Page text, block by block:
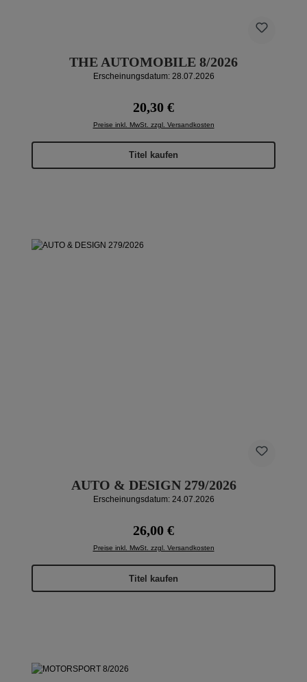
THE AUTOMOBILE 8/2026
Erscheinungsdatum: 28.07.2026
Regulärer Preis:
20,30 €
Preise inkl. MwSt. zzgl. Versandkosten
Titel kaufen
AUTO & DESIGN 279/2026
Erscheinungsdatum: 24.07.2026
Regulärer Preis:
26,00 €
Preise inkl. MwSt. zzgl. Versandkosten
Titel kaufen